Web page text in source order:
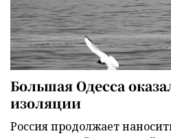
Большая Одесса
изоляции
Россия продолжает